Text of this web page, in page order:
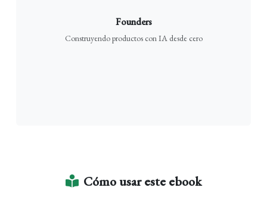
Founders
Construyendo productos con IA desde cero
Cómo usar este ebook